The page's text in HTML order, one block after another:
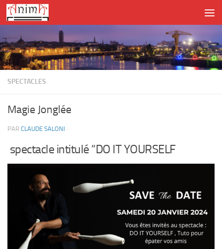
Skip to content
SPECTACLES
Magie Jonglée
PAR CLAUDE SALONI ·
spectacle intitulé “DO IT YOURSELF